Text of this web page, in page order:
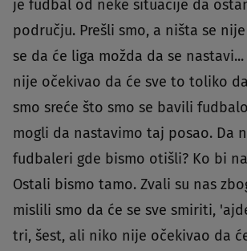
je fudbal od neke situacije da
području. Prešli smo, a ništa se
se da će liga možda da se
nije očekivao da će sve to toliko
smo sreće što smo se bavili
mogli da nastavimo taj posao. Da
fudbaleri gde bismo otišli? Ko bi
Ostali bismo tamo. Zvali su nas
mislili smo da će se sve smiriti,
tri, šest, ali niko nije očekivao da